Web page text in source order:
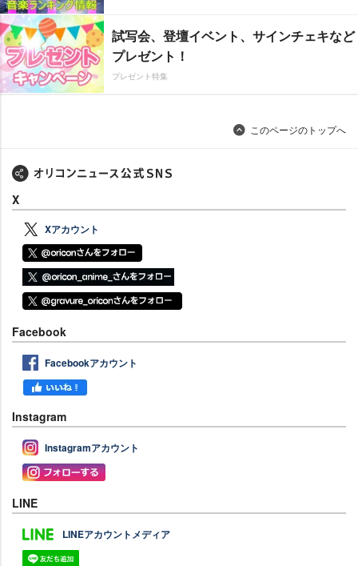
試写会、登壇イベント、サインチェキなど
プレゼント！
プレゼント特集
このページのトップへ
X
Xアカウント
Facebook
Facebookアカウント
Instagram
Instagramアカウント
LINE
LINEアカウントメディア